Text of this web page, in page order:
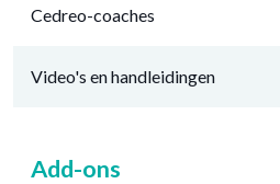
Cedreo-coaches
Video's en handleidingen
Add-ons